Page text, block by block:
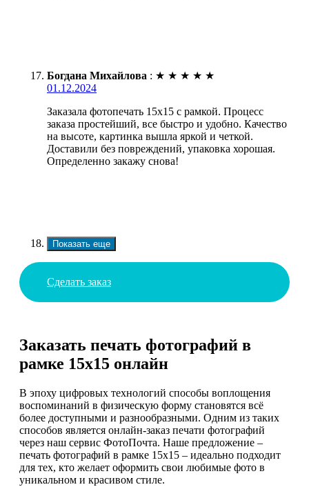
Богдана Михайлова : ★ ★ ★ ★ ★
01.12.2024
Заказала фотопечать 15х15 с рамкой. Процесс
заказа простейший, все быстро и удобно. Качество
на высоте, картинка вышла яркой и четкой.
Доставили без повреждений, упаковка хорошая.
Определенно закажу снова!
Показать еще
Сделать заказ
Заказать печать фотографий в
рамке 15х15 онлайн
В эпоху цифровых технологий способы воплощения
воспоминаний в физическую форму становятся всё
более доступными и разнообразными. Одним из таких
способов является онлайн-заказ печати фотографий
через наш сервис ФотоПочта. Наше предложение –
печать фотографий в рамке 15х15 – идеально подходит
для тех, кто желает оформить свои любимые фото в
уникальном и красивом стиле.